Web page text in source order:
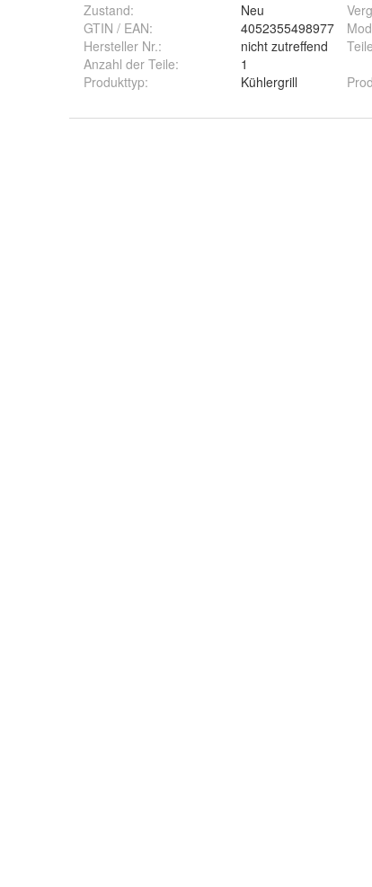
Zustand:
Neu
GTIN / EAN:
4052355498977
Hersteller Nr.:
nicht zutreffend
Anzahl der Teile:
1
Produkttyp: Kühlergrill